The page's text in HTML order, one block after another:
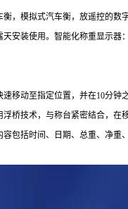
，模拟式汽车衡，放遥控的
安装使用。智能化称重显示
移动至指定位置，并在10分
桥技术，与称台紧密结合，
包括时间、日期、总重、净重